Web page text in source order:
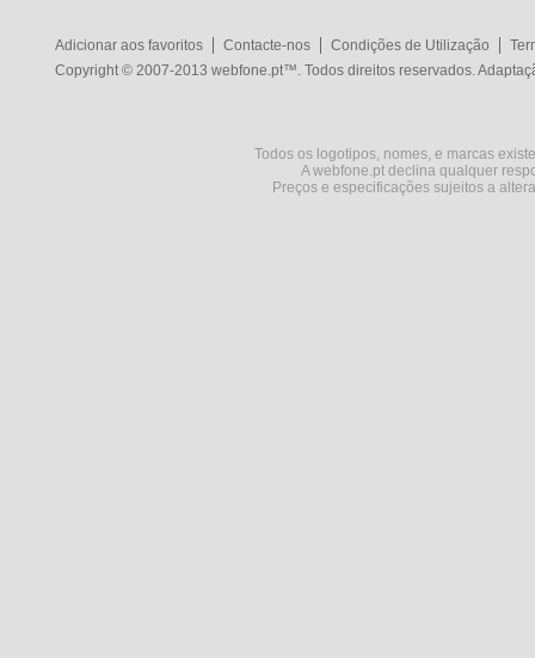
Adicionar aos favoritos Contacte-nos Condições de Utilização
Copyright © 2007-2013 webfone.pt™. Todos direitos reservados.
Todos os logotipos, nomes, e marcas
A webfone.pt declina qualquer
Preços e especificações sujeitos a